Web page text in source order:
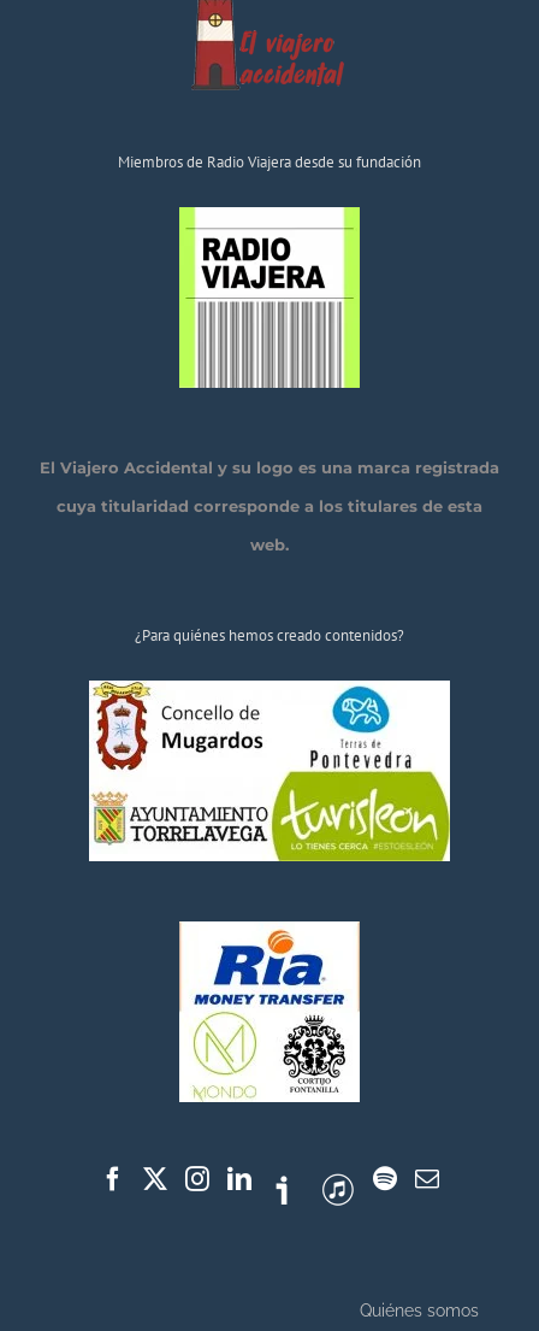
Miembros de Radio Viajera desde su fundación
El Viajero Accidental y su logo es una marca registrada
cuya titularidad corresponde a los titulares de esta
web.
¿Para quiénes hemos creado contenidos?
Quiénes somos